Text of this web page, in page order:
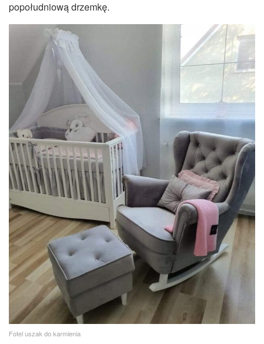
popołudniową drzemkę.
Fotel uszak do karmienia